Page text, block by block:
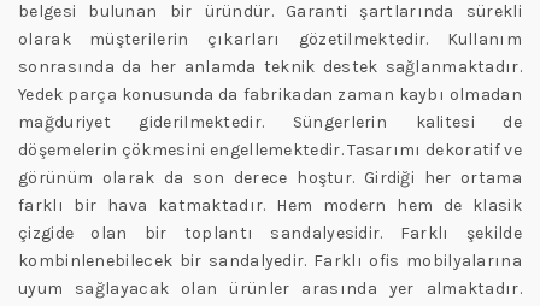
belgesi bulunan bir üründür. Garanti şartlarında sürekli
olarak müşterilerin çıkarları gözetilmektedir. Kullanım
sonrasında da her anlamda teknik destek sağlanmaktadır.
Yedek parça konusunda da fabrikadan zaman kaybı olmadan
mağduriyet giderilmektedir. Süngerlerin kalitesi de
döşemelerin çökmesini engellemektedir. Tasarımı dekoratif ve
görünüm olarak da son derece hoştur. Girdiği her ortama
farklı bir hava katmaktadır. Hem modern hem de klasik
çizgide olan bir toplantı sandalyesidir. Farklı şekilde
kombinlenebilecek bir sandalyedir. Farklı ofis mobilyalarına
uyum sağlayacak olan ürünler arasında yer almaktadır.